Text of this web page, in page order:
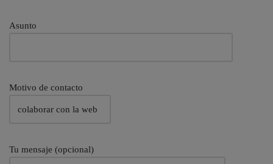
Asunto
Motivo de contacto
Tu mensaje (opcional)